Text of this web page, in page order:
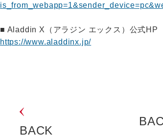
■ Aladdin X（アラジン エックス）公式HP
https://www.aladdinx.jp/
BACK